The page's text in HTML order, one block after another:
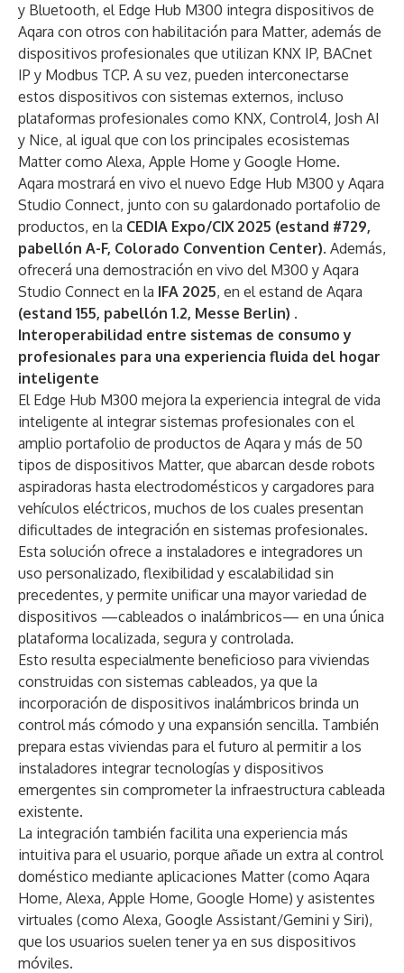
y Bluetooth, el Edge Hub M300 integra dispositivos de
Aqara con otros con habilitación para Matter, además de
dispositivos profesionales que utilizan KNX IP, BACnet
IP y Modbus TCP. A su vez, pueden interconectarse
estos dispositivos con sistemas externos, incluso
plataformas profesionales como KNX, Control4, Josh AI
y Nice, al igual que con los principales ecosistemas
Matter como Alexa, Apple Home y Google Home.
Aqara mostrará en vivo el nuevo Edge Hub M300 y Aqara
Studio Connect, junto con su galardonado portafolio de
productos, en la CEDIA Expo/CIX 2025 (estand #729,
pabellón A-F, Colorado Convention Center). Además,
ofrecerá una demostración en vivo del M300 y Aqara
Studio Connect en la IFA 2025, en el estand de Aqara
(estand 155, pabellón 1.2, Messe Berlin) .
Interoperabilidad entre sistemas de consumo y
profesionales para una experiencia fluida del hogar
inteligente
El Edge Hub M300 mejora la experiencia integral de vida
inteligente al integrar sistemas profesionales con el
amplio portafolio de productos de Aqara y más de 50
tipos de dispositivos Matter, que abarcan desde robots
aspiradoras hasta electrodomésticos y cargadores para
vehículos eléctricos, muchos de los cuales presentan
dificultades de integración en sistemas profesionales.
Esta solución ofrece a instaladores e integradores un
uso personalizado, flexibilidad y escalabilidad sin
precedentes, y permite unificar una mayor variedad de
dispositivos —cableados o inalámbricos— en una única
plataforma localizada, segura y controlada.
Esto resulta especialmente beneficioso para viviendas
construidas con sistemas cableados, ya que la
incorporación de dispositivos inalámbricos brinda un
control más cómodo y una expansión sencilla. También
prepara estas viviendas para el futuro al permitir a los
instaladores integrar tecnologías y dispositivos
emergentes sin comprometer la infraestructura cableada
existente.
La integración también facilita una experiencia más
intuitiva para el usuario, porque añade un extra al control
doméstico mediante aplicaciones Matter (como Aqara
Home, Alexa, Apple Home, Google Home) y asistentes
virtuales (como Alexa, Google Assistant/Gemini y Siri),
que los usuarios suelen tener ya en sus dispositivos
móviles.